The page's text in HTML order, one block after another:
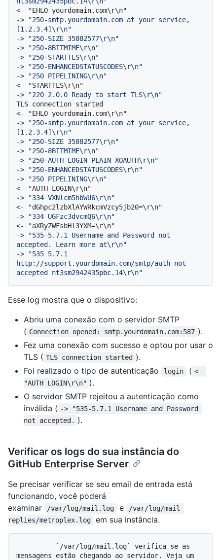
->
"250-smtp.yourdomain.com at your service,
[1.2.3.4]\r\n"
->
"250-SIZE 35882577\r\n"
->
"250-8BITMIME\r\n"
->
"250-STARTTLS\r\n"
->
"250-ENHANCEDSTATUSCODES\r\n"
->
"250 PIPELINING\r\n"
->
"220 2.0.0 Ready to start TLS\r\n"
TLS connection started
->
"250-smtp.yourdomain.com at your service,
[1.2.3.4]\r\n"
->
"250-SIZE 35882577\r\n"
->
"250-8BITMIME\r\n"
->
"250-AUTH LOGIN PLAIN XOAUTH\r\n"
->
"250-ENHANCEDSTATUSCODES\r\n"
->
"250 PIPELINING\r\n"
->
"334 VXNlcm5hbWU6\r\n"
->
"334 UGFzc3dvcmQ6\r\n"
->
"535-5.7.1 Username and Password not
accepted. Learn more at\r\n"
->
"535 5.7.1
http://support.yourdomain.com/smtp/auth-not-
accepted nt3sm2942435pbc.14\r\n"
Esse log mostra que o dispositivo:
Abriu uma conexão com o servidor SMTP
( Connection opened: smtp.yourdomain.com:587 ).
Fez uma conexão com sucesso e optou por usar o
TLS ( TLS connection started ).
Foi realizado o tipo de autenticação
login ( <-
"AUTH LOGIN\r\n" ).
O servidor SMTP rejeitou a autenticação como
inválida ( -> "535-5.7.1 Username and Password
not accepted. ).
Verificar os logs do sua instância do
GitHub Enterprise Server
Se precisar verificar se seu email de entrada está
funcionando, você poderá
examinar
/var/log/mail.log e
/var/log/mail-
replies/metroplex.log
em sua instância.
mensagens estão chegando ao servidor. Veja um